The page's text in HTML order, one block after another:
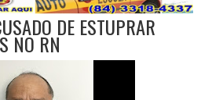
DE ESTUPRAR
NO RN